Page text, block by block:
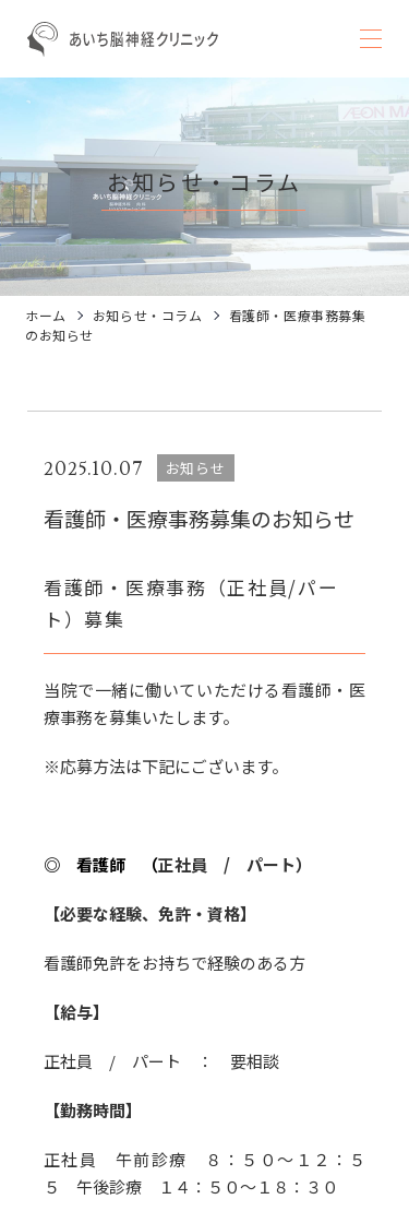
お知らせ・コラム
ホーム お知らせ・コラム
看護師・医療事務募集
のお知らせ
2025.10.07 お知らせ
看護師・医療事務募集のお知らせ
看護師・医療事務（正社員/パー
ト）募集
当院で一緒に働いていただける看護師・医
療事務を募集いたします。
※応募方法は下記にございます。
◎ 看護師 （正社員 / パート）
【必要な経験、免許・資格】
看護師免許をお持ちで経験のある方
【給与】
正社員 / パート ： 要相談
【勤務時間】
正社員 午前診療 ８：５０～１２：５
５ 午後診療 １４：５０～１８：３０